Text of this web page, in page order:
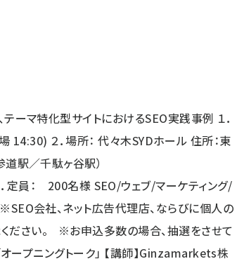
テーマ特化型サイトにおけるSEO実践事例 １．
14:30) ２．場所： 代々木SYDホール 住所：東
駅／千駄ヶ谷駅）
．定員： 200名様 SEO/ウェブ/マーケティング/
会社、ネット広告代理店、ならびに個人の
ださい。 ※お申込多数の場合、抽選をさせて
オープニングトーク」 【講師】Ginzamarkets株